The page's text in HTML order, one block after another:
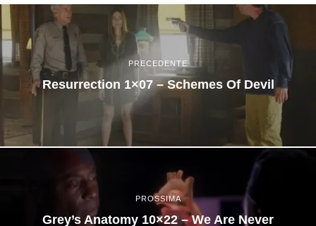
PRECEDENTE
Resurrection 1×07 – Schemes Of Devil
PROSSIMA
Grey’s Anatomy 10×22 – We Are Never